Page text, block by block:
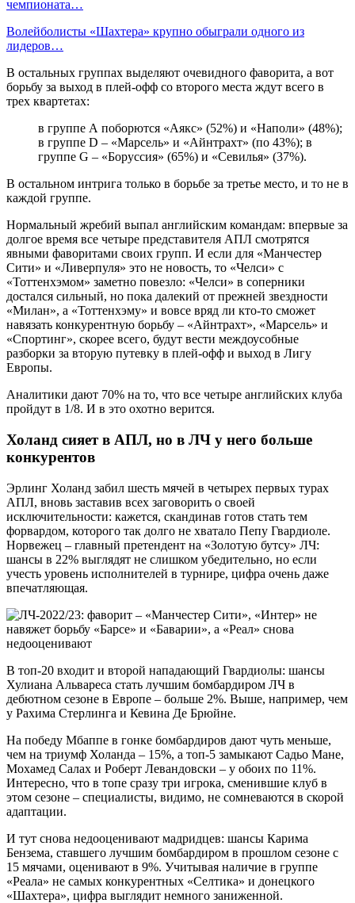
чемпионата…
Волейболисты «Шахтера» крупно обыграли одного из
лидеров…
В остальных группах выделяют очевидного фаворита, а вот
борьбу за выход в плей-офф со второго места ждут всего в
трех квартетах:
в группе А поборются «Аякс» (52%) и «Наполи» (48%);
в группе D – «Марсель» и «Айнтрахт» (по 43%); в
группе G – «Боруссия» (65%) и «Севилья» (37%).
В остальном интрига только в борьбе за третье место, и то не в
каждой группе.
Нормальный жребий выпал английским командам: впервые за
долгое время все четыре представителя АПЛ смотрятся
явными фаворитами своих групп. И если для «Манчестер
Сити» и «Ливерпуля» это не новость, то «Челси» с
«Тоттенхэмом» заметно повезло: «Челси» в соперники
достался сильный, но пока далекий от прежней звездности
«Милан», а «Тоттенхэму» и вовсе вряд ли кто-то сможет
навязать конкурентную борьбу – «Айнтрахт», «Марсель» и
«Спортинг», скорее всего, будут вести междоусобные
разборки за вторую путевку в плей-офф и выход в Лигу
Европы.
Аналитики дают 70% на то, что все четыре английских клуба
пройдут в 1/8. И в это охотно верится.
Холанд сияет в АПЛ, но в ЛЧ у него больше
конкурентов
Эрлинг Холанд забил шесть мячей в четырех первых турах
АПЛ, вновь заставив всех заговорить о своей
исключительности: кажется, скандинав готов стать тем
форвардом, которого так долго не хватало Пепу Гвардиоле.
Норвежец – главный претендент на «Золотую бутсу» ЛЧ:
шансы в 22% выглядят не слишком убедительно, но если
учесть уровень исполнителей в турнире, цифра очень даже
впечатляющая.
В топ-20 входит и второй нападающий Гвардиолы: шансы
Хулиана Альвареса стать лучшим бомбардиром ЛЧ в
дебютном сезоне в Европе – больше 2%. Выше, например, чем
у Рахима Стерлинга и Кевина Де Брюйне.
На победу Мбаппе в гонке бомбардиров дают чуть меньше,
чем на триумф Холанда – 15%, а топ-5 замыкают Садьо Мане,
Мохамед Салах и Роберт Левандовски – у обоих по 11%.
Интересно, что в топе сразу три игрока, сменившие клуб в
этом сезоне – специалисты, видимо, не сомневаются в скорой
адаптации.
И тут снова недооценивают мадридцев: шансы Карима
Бензема, ставшего лучшим бомбардиром в прошлом сезоне с
15 мячами, оценивают в 9%. Учитывая наличие в группе
«Реала» не самых конкурентных «Селтика» и донецкого
«Шахтера», цифра выглядит немного заниженной.